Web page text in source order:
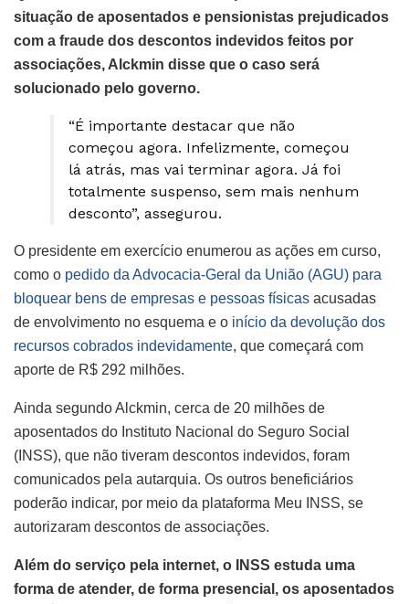
situação de aposentados e pensionistas prejudicados
com a fraude dos descontos indevidos feitos por
associações, Alckmin disse que o caso será
solucionado pelo governo.
“É importante destacar que não
começou agora. Infelizmente, começou
lá atrás, mas vai terminar agora. Já foi
totalmente suspenso, sem mais nenhum
desconto”, assegurou.
O presidente em exercício enumerou as ações em curso,
como o pedido da Advocacia-Geral da União (AGU) para
bloquear bens de empresas e pessoas físicas acusadas
de envolvimento no esquema e o início da devolução dos
recursos cobrados indevidamente, que começará com
aporte de R$ 292 milhões.
Ainda segundo Alckmin, cerca de 20 milhões de
aposentados do Instituto Nacional do Seguro Social
(INSS), que não tiveram descontos indevidos, foram
comunicados pela autarquia. Os outros beneficiários
poderão indicar, por meio da plataforma Meu INSS, se
autorizaram descontos de associações.
Além do serviço pela internet, o INSS estuda uma
forma de atender, de forma presencial, os aposentados